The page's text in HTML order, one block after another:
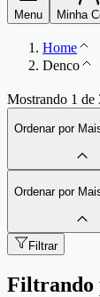
Menu Minha
Home
Denco
Mostrando 1 de
Ordenar por
Ordenar por
Filtrar
Filtrando